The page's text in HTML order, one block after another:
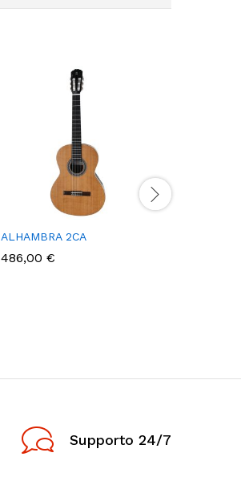
ALHAMBRA 2CA
486,00 €
Supporto 24/7